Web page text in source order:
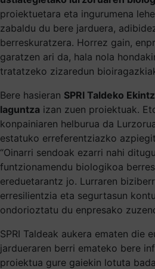
proiektuetara eta ingurumena
zabaldu du bere jarduera,
berreskuratzera. Horrez gain,
garatzen ari da, hala nola
tratatzeko zizaredun
Bere hasieran SPRI Taldeko
laguntza izan zuen proiektuak.
konpainiaren helburua da
estatuko erreferentziazko
“Oinarri sendoak ezarri nahi
funtzionamendu biologikoa
ereduetarantz jo. Lurraren
erresilientzia eta segurtasun
ondorioztatu du enpresako
SPRI Taldeak aukera ematen die
jardueraren berri emateko bere
proiektua gure gaiekin lotuta